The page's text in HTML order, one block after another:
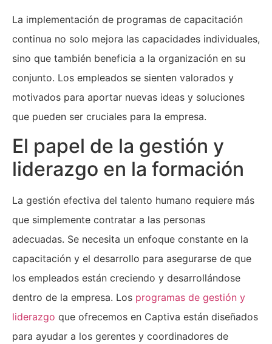
La implementación de programas de capacitación
continua no solo mejora las capacidades individuales,
sino que también beneficia a la organización en su
conjunto. Los empleados se sienten valorados y
motivados para aportar nuevas ideas y soluciones
que pueden ser cruciales para la empresa.
El papel de la gestión y
liderazgo en la formación
La gestión efectiva del talento humano requiere más
que simplemente contratar a las personas
adecuadas. Se necesita un enfoque constante en la
capacitación y el desarrollo para asegurarse de que
los empleados están creciendo y desarrollándose
dentro de la empresa. Los programas de gestión y
liderazgo que ofrecemos en Captiva están diseñados
para ayudar a los gerentes y coordinadores de